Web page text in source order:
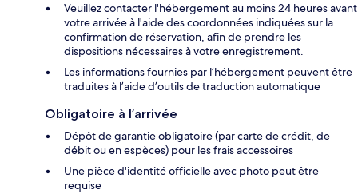
Veuillez contacter l'hébergement au moins 24 heures avant
votre arrivée à l'aide des coordonnées indiquées sur la
confirmation de réservation, afin de prendre les
dispositions nécessaires à votre enregistrement.
Les informations fournies par l’hébergement peuvent être
traduites à l’aide d’outils de traduction automatique
Obligatoire à l’arrivée
Dépôt de garantie obligatoire (par carte de crédit, de
débit ou en espèces) pour les frais accessoires
Une pièce d'identité officielle avec photo peut être
requise